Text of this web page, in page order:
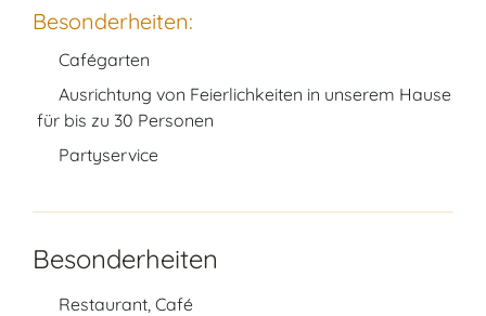
Besonderheiten:
Cafégarten
Ausrichtung von Feierlichkeiten in unserem Hause
für bis zu 30 Personen
Partyservice
Besonderheiten
Restaurant, Café